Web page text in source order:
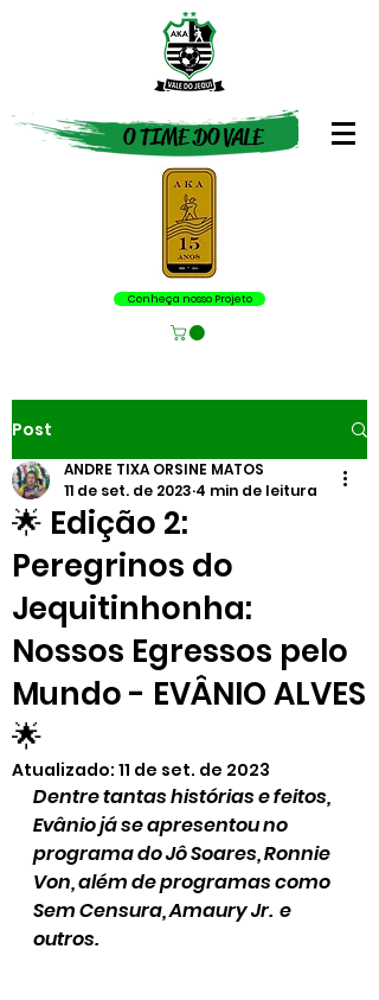
O TIME DO VALE
Conheça nosso Projeto
Post
🌟 Edição 2:
Peregrinos do
Jequitinhonha:
Nossos Egressos pelo
Mundo - EVÂNIO ALVES
🌟
ANDRE TIXA ORSINE MATOS
11 de set. de 2023 4 min de leitura
Atualizado: 11 de set. de 2023
Dentre tantas histórias e feitos,
Evânio já se apresentou no
programa do Jô Soares, Ronnie
Von, além de programas como
Sem Censura, Amaury Jr.  e
outros.